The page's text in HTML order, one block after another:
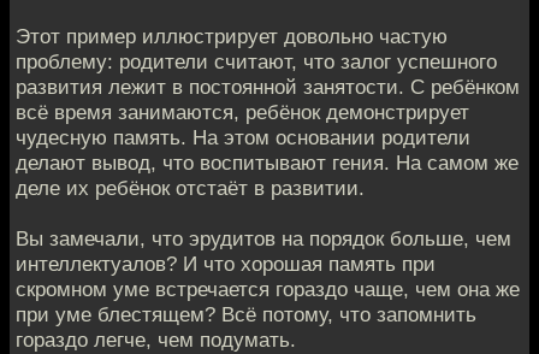
Этот пример иллюстрирует довольно частую
проблему: родители считают, что залог успешного
развития лежит в постоянной занятости. С ребёнком
всё время занимаются, ребёнок демонстрирует
чудесную память. На этом основании родители
делают вывод, что воспитывают гения. На самом же
деле их ребёнок отстаёт в развитии.
Вы замечали, что эрудитов на порядок больше, чем
интеллектуалов? И что хорошая память при
скромном уме встречается гораздо чаще, чем она же
при уме блестящем? Всё потому, что запомнить
гораздо легче, чем подумать.